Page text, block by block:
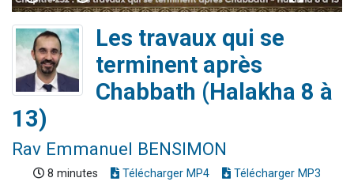
Les travaux qui se
terminent après
Chabbath (Halakha 8 à
13)
Rav Emmanuel BENSIMON
8 minutes Télécharger MP4 Télécharger MP3